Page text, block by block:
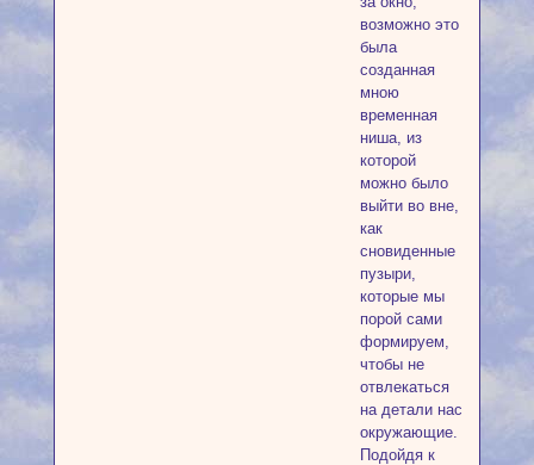
возможно это
была
созданная
мною
временная
ниша, из
которой
можно было
выйти во вне,
как
сновиденные
пузыри,
которые мы
порой сами
формируем,
чтобы не
отвлекаться
на детали нас
окружающие.
Подойдя к